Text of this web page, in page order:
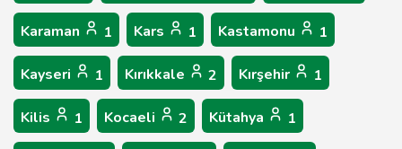
Karaman 1 Kars 1 Kastamonu 1
Kayseri 1 Kırıkkale 2 Kırşehir 1
Kilis 1 Kocaeli 2 Kütahya 1